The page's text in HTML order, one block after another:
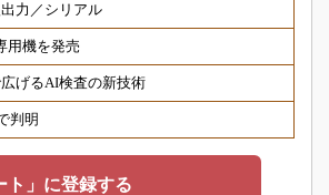
力／シリアル
用機を発売
げるAI検査の新技術
判明
ト」に登録する